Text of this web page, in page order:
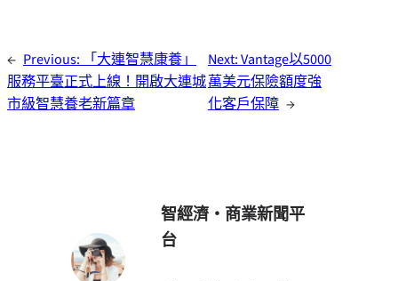
← Previous:
「大連智慧康養」
服務平臺正式上線！開啟大連城
市級智慧養老新篇章
Next:Vantage以5000
萬美元保險額度強
化客戶保障 →
智經濟・商業新聞平
台